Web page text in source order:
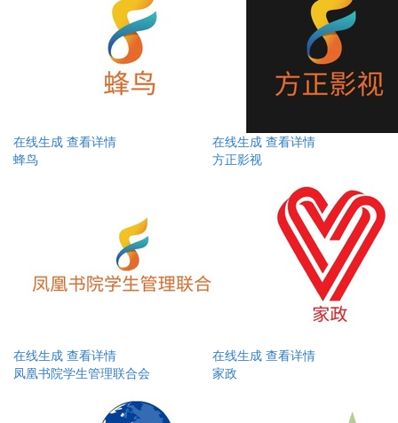
在线生成 查看详情
蜂鸟
在线生成 查看详情
方正影视
在线生成 查看详情
凤凰书院学生管理联合会
在线生成 查看详情
家政